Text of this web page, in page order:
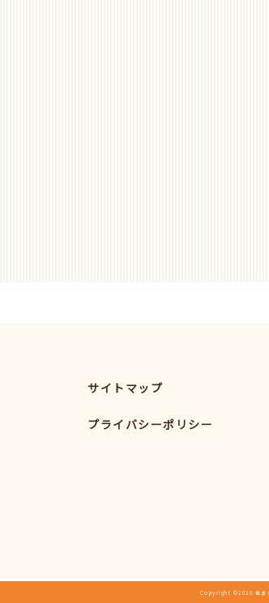
サイトマップ
プライバシーポリシー
Copyright ©2020 住ま